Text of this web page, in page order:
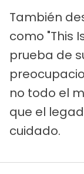
También
como "This
prueba de
no todo el
que el
cuidado.